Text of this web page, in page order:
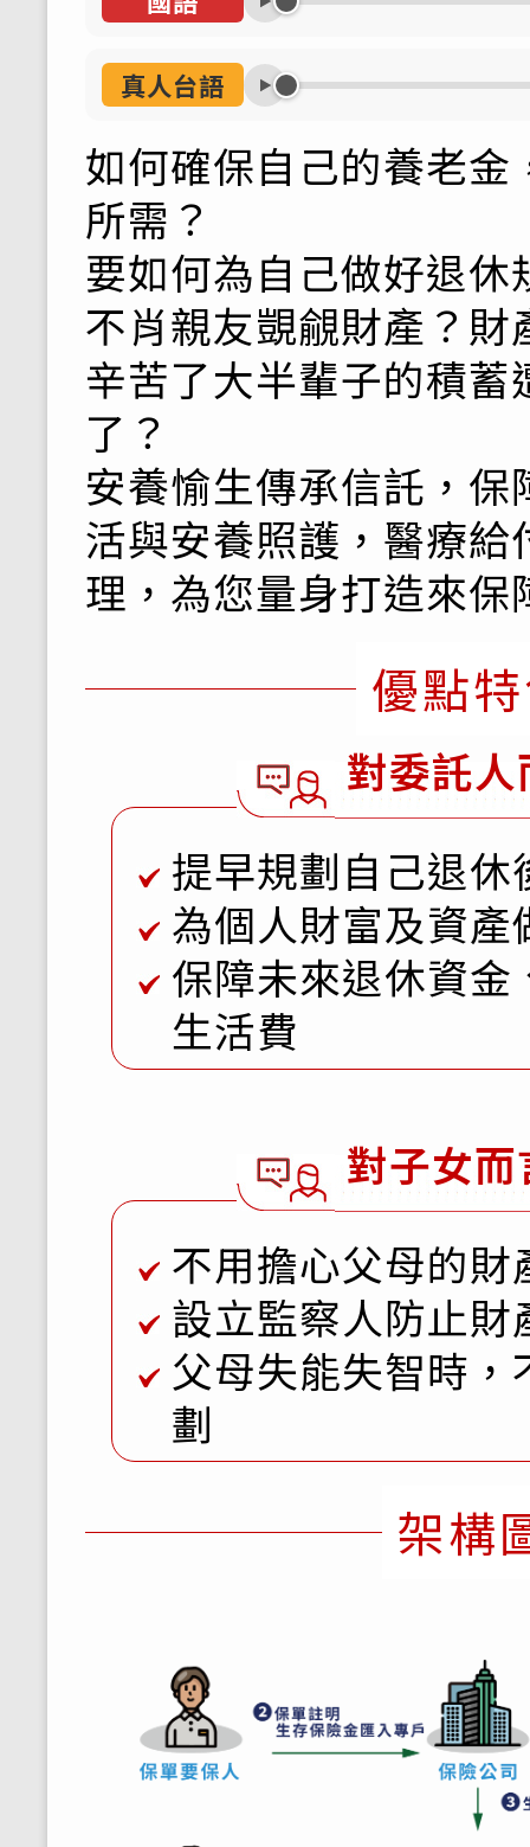
真人台語
如何確保自己的養老
所需？
要如何為自己做好退休
不肖親友覬覦財產？財
辛苦了大半輩子的積
了？
安養愉生傳承信託，
活與安養照護，醫療給
理，為您量身打造來
優點
對委託
提早規劃自己退休
為個人財富及資產
保障未來退休資
生活費
對子女而
不用擔心父母的
設立監察人防止財
父母失能失智時
劃
架構